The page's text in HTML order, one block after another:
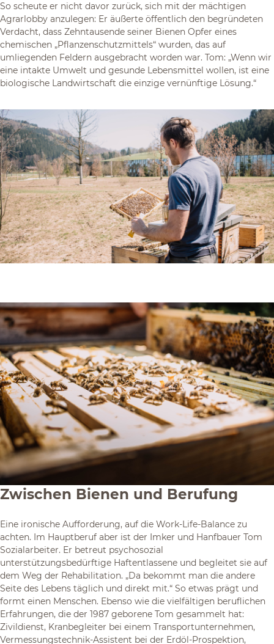
So scheute er nicht davor zurück, sich mit der mächtigen
Agrarlobby anzulegen: Er äußerte öffentlich den begründeten
Verdacht, dass Zehntausende seiner Bienen Opfer eines
chemischen „Pflanzenschutzmittels“ wurden, das auf
umliegenden Feldern ausgebracht worden war. Tom: „Wenn wir
eine intakte Umwelt und gesunde Lebensmittel wollen, ist eine
biologische Landwirtschaft die einzige vernünftige Lösung.“
Zwischen Bienen und Berufung
Eine ironische Aufforderung, auf die Work-Life-Balance zu
achten. Im Hauptberuf aber ist der Imker und Hanfbauer Tom
Sozialarbeiter. Er betreut psychosozial
unterstützungsbedürftige Haftentlassene und begleitet sie auf
dem Weg der Rehabilitation. „Da bekommt man die andere
Seite des Lebens täglich und direkt mit.“ So etwas prägt und
formt einen Menschen. Ebenso wie die vielfältigen beruflichen
Erfahrungen, die der 1987 geborene Tom gesammelt hat:
Zivildienst, Kranbegleiter bei einem Transportunternehmen,
Vermessungstechnik-Assistent bei der Erdöl-Prospektion,